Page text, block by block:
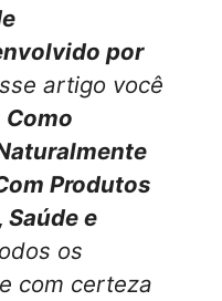
por
artigo você
Como
Produtos
Saúde e
os
com certeza